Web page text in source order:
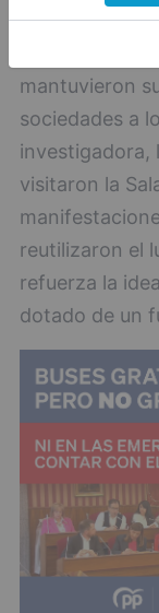
resultados
profundos y
mantuvieron
sociedades a
investigadora,
visitaron la
reutilizaron el
refuerza la
dotado de un